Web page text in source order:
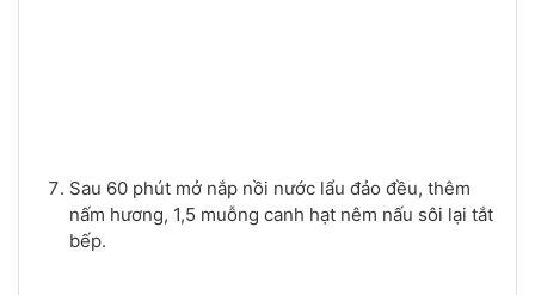
Sau 60 phút mở nắp nồi nước lẩu đảo đều, thêm
nấm hương, 1,5 muỗng canh hạt nêm nấu sôi lại tắt
bếp.